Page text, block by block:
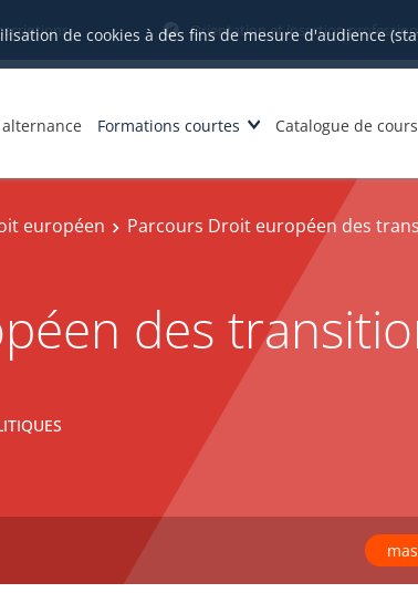
de cookies à des fins de mesure d'audience
Orientation et insertion
Formations courtes Catalogue de cours
européen Parcours Droit européen des
des